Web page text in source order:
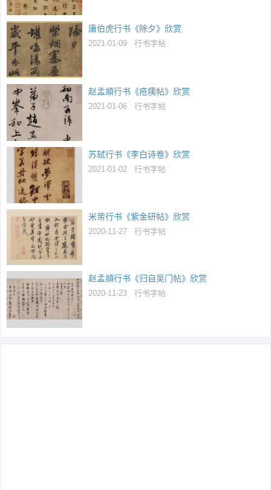
唐伯虎行书《除夕》欣赏
2021-01-09 行书字帖
赵孟頫行书《疮痍帖》欣赏
2021-01-06 行书字帖
苏轼行书《李白诗卷》欣赏
2021-01-02 行书字帖
米芾行书《紫金研帖》欣赏
2020-11-27 行书字帖
赵孟頫行书《归自吴门帖》欣赏
2020-11-23 行书字帖